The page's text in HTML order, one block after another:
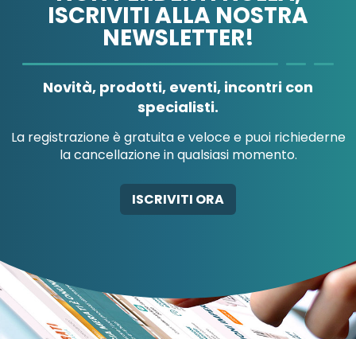
A.MENARINI
A.MENARINI
AB-GLOBAL SRL
ABBATE A&V PHARMA
ISCRIVITI ALLA NOSTRA
NEWSLETTER!
Novità, prodotti, eventi, incontri con
specialisti.
La registrazione è gratuita e veloce e puoi richiederne
la cancellazione in qualsiasi momento.
ISCRIVITI ORA